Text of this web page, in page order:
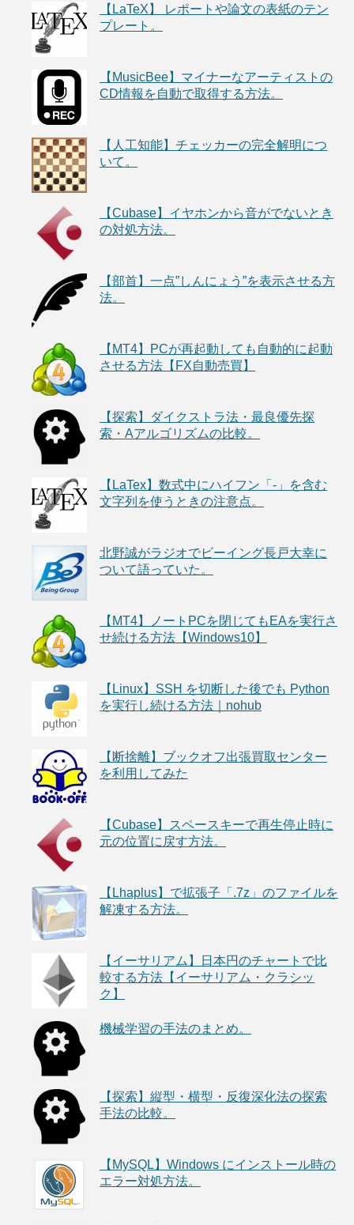
【LaTeX】 レポートや論文の表紙のテン
プレート。
【MusicBee】マイナーなアーティストの
CD情報を自動で取得する方法。
【人工知能】チェッカーの完全解明につ
いて。
【Cubase】イヤホンから音がでないとき
の対処方法。
【部首】一点”しんにょう”を表示させる方
法。
【MT4】PCが再起動しても自動的に起動
させる方法【FX自動売買】
【探索】ダイクストラ法・最良優先探
索・Aアルゴリズムの比較。
【LaTex】数式中にハイフン「-」を含む
文字列を使うときの注意点。
北野誠がラジオでビーイング長戸大幸に
ついて語っていた。
【MT4】ノートPCを閉じてもEAを実行さ
せ続ける方法【Windows10】
【Linux】SSH を切断した後でも Python
を実行し続ける方法｜nohub
【断捨離】ブックオフ出張買取センター
を利用してみた
【Cubase】スペースキーで再生停止時に
元の位置に戻す方法。
【Lhaplus】で拡張子「.7z」のファイルを
解凍する方法。
【イーサリアム】日本円のチャートで比
較する方法【イーサリアム・クラシッ
ク】
機械学習の手法のまとめ。
【探索】縦型・横型・反復深化法の探索
手法の比較。
【MySQL】Windows にインストール時の
エラー対処方法。